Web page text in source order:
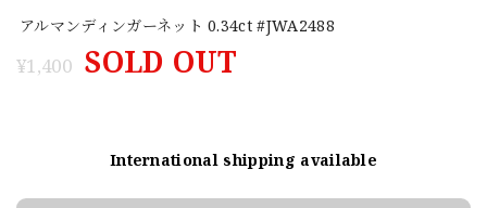
アルマンディンガーネット 0.34ct #JWA2488
¥1,400 SOLD OUT
International shipping available